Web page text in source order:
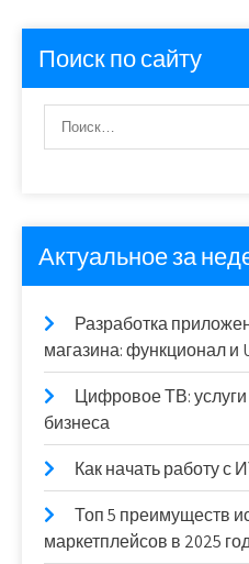
Поиск по сайту
Актуальное за
Разработка
магазина: функционал и
Цифровое ТВ:
бизнеса
Как начать работу с
Топ 5 преимуществ
маркетплейсов в 2025